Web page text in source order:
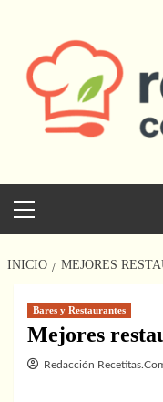
contenido
principal
INICIO MEJORES
Bares y Restaurantes
Mejores
Redacción